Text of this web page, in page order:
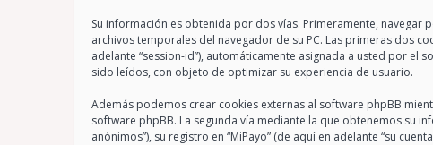
Su información es obtenida por dos vías. Primeramente, navegar
archivos temporales del navegador de su PC. Las primeras dos
adelante “session-id”), automáticamente asignada a usted por el
sido leídos, con objeto de optimizar su experiencia de usuario.
Además podemos crear cookies externas al software phpBB
software phpBB. La segunda vía mediante la que obtenemos su
anónimos”), su registro en “MiPayo” (de aquí en adelante “su